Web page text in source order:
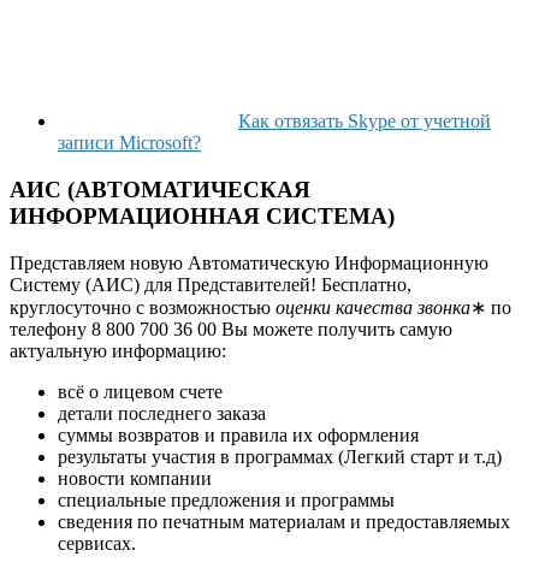
Как отвязать Skype от учетной
записи Microsoft?
АИС (АВТОМАТИЧЕСКАЯ
ИНФОРМАЦИОННАЯ СИСТЕМА)
Представляем новую Автоматическую Информационную
Систему (АИС) для Представителей! Бесплатно,
круглосуточно с возможностью оценки качества звонка∗ по
телефону 8 800 700 36 00 Вы можете получить самую
актуальную информацию:
всё о лицевом счете
детали последнего заказа
суммы возвратов и правила их оформления
результаты участия в программах (Легкий старт и т.д)
новости компании
специальные предложения и программы
сведения по печатным материалам и предоставляемых
сервисах.